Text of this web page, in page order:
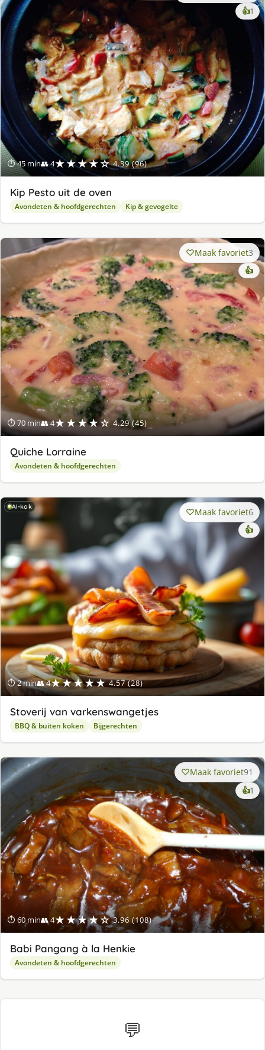
⏱ 45 min👥 4★★★★☆ 4.39 (96)
👍1
Kip Pesto uit de oven
Avondeten & hoofdgerechten Kip & gevogelte
⏱ 70 min👥 4★★★★☆ 4.29 (45)
Maak favoriet3
👍
Quiche Lorraine
Avondeten & hoofdgerechten
AI-kok
⏱ 2 min👥 4★★★★★ 4.57 (28)
Maak favoriet6
👍
Stoverij van varkenswangetjes
BBQ & buiten koken Bijgerechten
⏱ 60 min👥 4★★★★☆ 3.96 (108)
Maak favoriet91
👍1
Babi Pangang à la Henkie
Avondeten & hoofdgerechten
💬